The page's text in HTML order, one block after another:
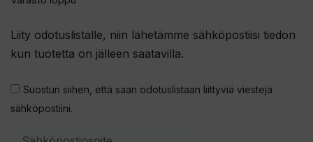
Liity odotuslistalle, niin lähetämme sähköpostiisi tiedon
kun tuotetta on jälleen saatavilla.
Suostun siihen, että saan odotuslistaan liittyviä viestejä
sähköpostiini.